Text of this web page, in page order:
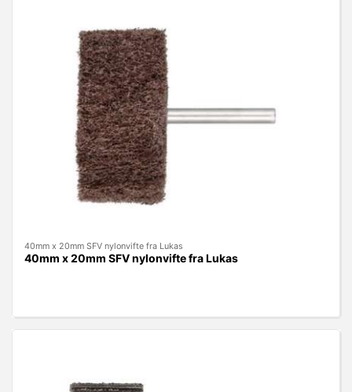
40mm x 20mm SFV nylonvifte fra Lukas
40mm x 20mm SFV nylonvifte fra Lukas